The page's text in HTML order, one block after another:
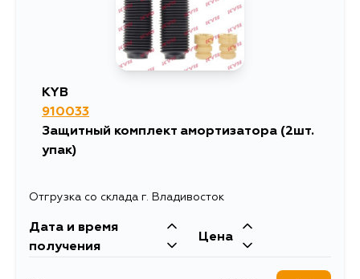
KYB
910033
Защитный комплект амортизатора (2шт.
упак)
Отгрузка со склада г. Владивосток
Дата и время
получения
Цена